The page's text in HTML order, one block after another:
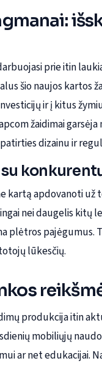
prie itin
šio naujos kartos
ir į kitus
žaidimai
dizainu ir
kartą apdovanoti už
nei daugelis kitų
plėtros pajėgumus.
lūkesčių.
produkcija itin
mobiliųjų
ar net edukacijai.